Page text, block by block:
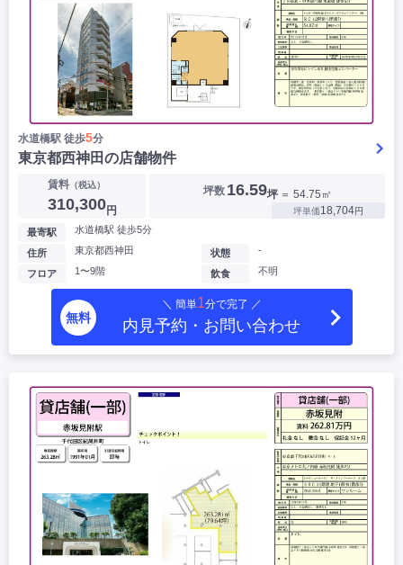
水道橋駅 徒歩5分
東京都西神田の店舗物件
賃料（税込）
310,300円
坪数 16.59坪 ＝ 54.75㎡
坪単価18,704円
最寄駅 水道橋駅 徒歩5分
住所 東京都西神田
フロア 1〜9階
状態 -
飲食 不明
無料
＼ 簡単1分で完了 ／
内見予約・お問い合わせ